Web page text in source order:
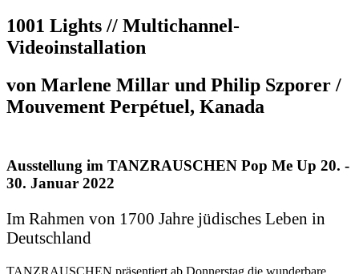
1001 Lights // Multichannel-
Videoinstallation
von Marlene Millar und Philip Szporer /
Mouvement Perpétuel, Kanada
Ausstellung im TANZRAUSCHEN Pop Me Up 20. -
30. Januar 2022
Im Rahmen von 1700 Jahre jüdisches Leben in
Deutschland
TANZRAUSCHEN präsentiert ab Donnerstag die wunderbare